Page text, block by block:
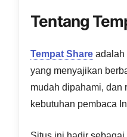
Tentang
Tempat Share adalah
yang menyajikan
mudah dipahami, dan
kebutuhan pembaca